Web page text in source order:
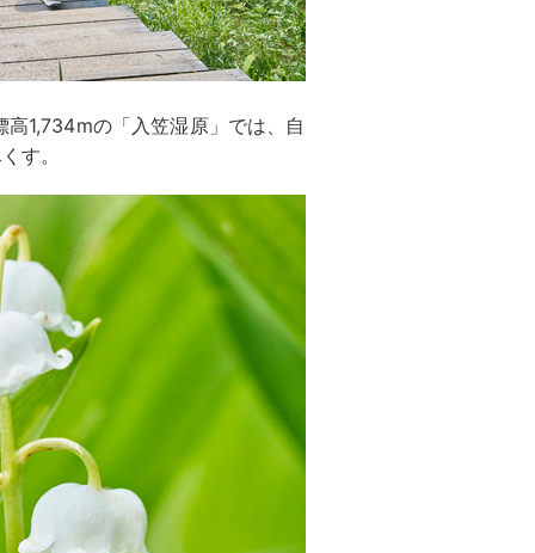
1,734mの「入笠湿原」では、自
す。